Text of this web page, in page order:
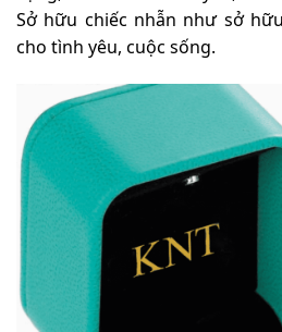
Sở hữu chiếc nhẫn như sở
cho tình yêu, cuộc sống.